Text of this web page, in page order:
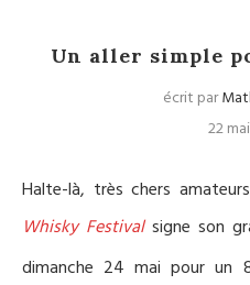
Un aller simple
écrit par
22
Halte-là, très chers
Whisky Festivalsigne son
dimanche 24 mai pour un